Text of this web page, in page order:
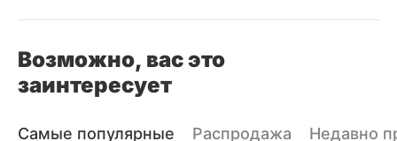
Возможно, вас это
заинтересует
Самые популярные Распродажа Недавно